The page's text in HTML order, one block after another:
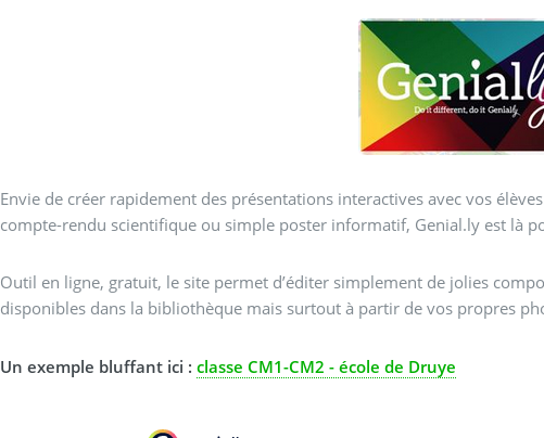
Envie de créer rapidement des présentations interactives avec vos élèves ? Histoire de France, géographie locale ou
compte-rendu scientifique ou simple poster informatif, Genial.ly est là
Outil en ligne, gratuit, le site permet d’éditer simplement de jolies
disponibles dans la bibliothèque mais surtout à partir de vos propres
Un exemple bluffant ici :classe CM1-CM2 - école de Druye